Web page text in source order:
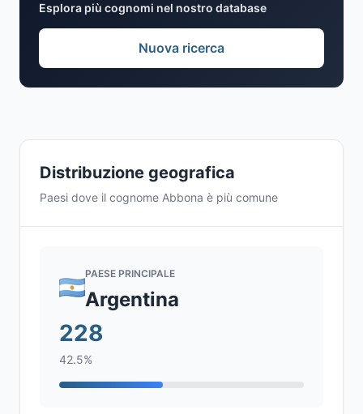
Distribuzione geografica
Paesi dove il cognome Abbona è più comune
PAESE PRINCIPALE
Argentina
228
42.5%
Esplora più cognomi nel nostro database
Nuova ricerca